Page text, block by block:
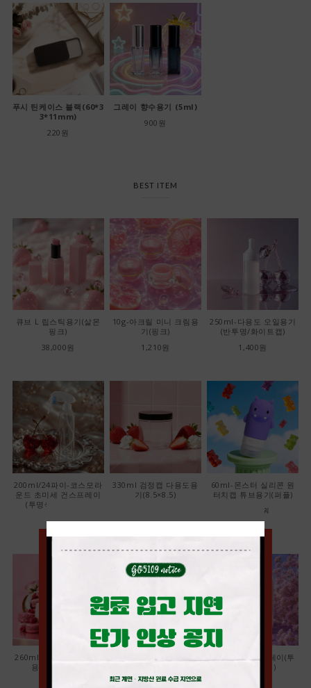
푸시 틴케이스 블랙(60*3
3*11mm)
220원
그레이 향수용기 (5ml)
900원
BEST ITEM
큐브 L 립스틱용기(살몬
핑크)
38,000원
10g-아크릴 미니 크림용
기(핑크)
1,210원
250ml-다용도 오일용기
(반투명/화이트캡)
1,400원
200ml/24파이-코스모라
운드 초미세 건스프레이
(투명색/화이트캡)
1,400원
330ml 검정캡 다용도용
기(8.5×8.5)
60ml-몬스터 실리콘 원
터치캡 튜브용기(퍼플)
22,000원
260ml-고급세라믹 펌프
용기(다크그린)
50ml-애플 스프레이(투
명/화이트캡)